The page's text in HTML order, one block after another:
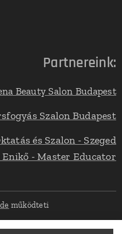
Partnereink:
Beauty Salon Budapest
Szalon Budapest
és Szalon - Szeged
- Master Educator
működteti